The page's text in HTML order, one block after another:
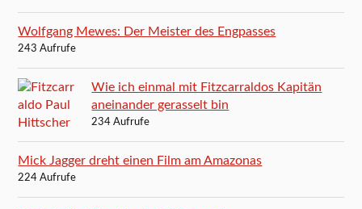
Wolfgang Mewes: Der Meister des Engpasses
243 Aufrufe
Wie ich einmal mit Fitzcarraldos Kapitän
aneinander gerasselt bin
234 Aufrufe
Mick Jagger dreht einen Film am Amazonas
224 Aufrufe